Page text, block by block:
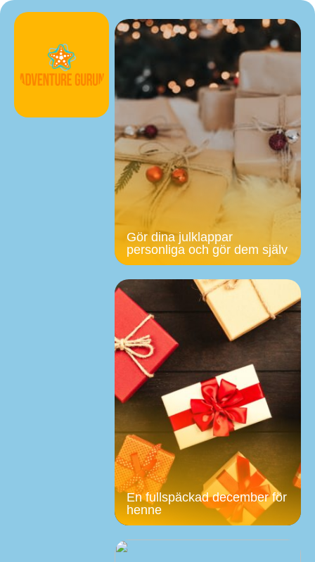
Gör dina julklappar
personliga och gör dem själv
En fullspäckad december för
henne